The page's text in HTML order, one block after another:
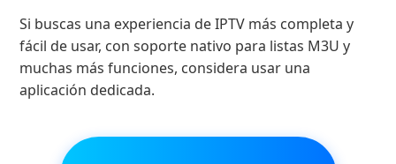
Si buscas una experiencia de IPTV más completa y
fácil de usar, con soporte nativo para listas M3U y
muchas más funciones, considera usar una
aplicación dedicada.